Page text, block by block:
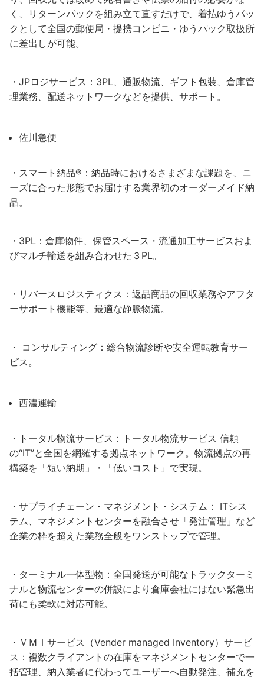
く、リターンパックを組み立て直すだけで、着払ゆうパッ
クとして全国の郵便局・提携コンビニ・ゆうパック取扱所
に差出しが可能。
・JPロジサービス：3PL、通販物流、ギフト包装、倉庫管
理業務、配送ネットワークなどを提供、サポート。
佐川急便
・スマート納品®：納品時におけるさまざまな課題を、ニ
ーズに合った形態でお届けする業界初のオーダーメイド納
品。
・3PL：倉庫物件、保管スペース・流通加工サービスおよ
びマルチ輸送を組み合わせた３PL。
・リバースロジスティクス：返品商品の回収業務やアフタ
ーサポート機能等、最適な静脈物流。
・ コンサルティング：総合物流診断や安全運転教育サー
ビス。
西濃運輸
・トータル物流サービス：トータル物流サービス 信頼
の“IT”と全国を網羅する拠点ネットワーク。物流拠点の再
構築を「短い納期」・「低いコスト」で実現。
・サプライチェーン・マネジメント・システム： ITシス
テム、マネジメントセンターを融合させ「発注管理」など
企業の枠を超えた業務全般をワンストップで管理。
・ターミナル一体型物：全国発送が可能なトラックターミ
ナルと物流センターの併設により倉庫会社にはない緊急出
荷にも柔軟に対応可能。
・ＶＭＩサービス（Vender managed Inventory）サービ
ス：複数クライアントの在庫をマネジメントセンターで一
括管理、納入業者に代わってユーザーへ自動発注、補充を